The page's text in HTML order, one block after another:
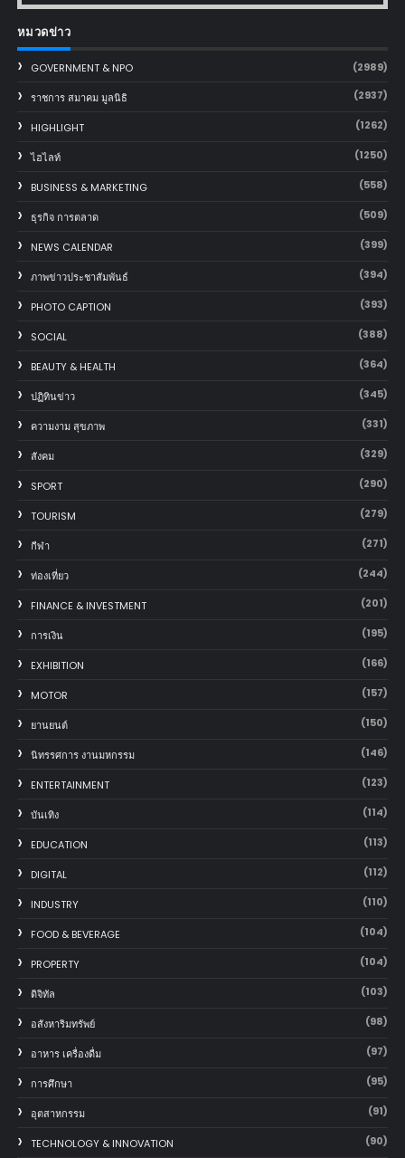
หมวดข่าว
GOVERNMENT & NPO (2989)
ราชการ สมาคม มูลนิธิ (2937)
HIGHLIGHT (1262)
ไฮไลท์ (1250)
BUSINESS & MARKETING (558)
ธุรกิจ การตลาด (509)
NEWS CALENDAR (399)
ภาพข่าวประชาสัมพันธ์ (394)
PHOTO CAPTION (393)
SOCIAL (388)
BEAUTY & HEALTH (364)
ปฏิทินข่าว (345)
ความงาม สุขภาพ (331)
สังคม (329)
SPORT (290)
TOURISM (279)
กีฬา (271)
ท่องเที่ยว (244)
FINANCE & INVESTMENT (201)
การเงิน (195)
EXHIBITION (166)
MOTOR (157)
‎ยานยนต์‎ (150)
นิทรรศการ งานมหกรรม (146)
ENTERTAINMENT (123)
บันเทิง (114)
EDUCATION (113)
DIGITAL (112)
INDUSTRY (110)
FOOD & BEVERAGE (104)
PROPERTY (104)
ดิจิทัล (103)
อสังหาริมทรัพย์ (98)
อาหาร เครื่องดื่ม (97)
การศึกษา (95)
อุตสาหกรรม (91)
TECHNOLOGY & INNOVATION (90)